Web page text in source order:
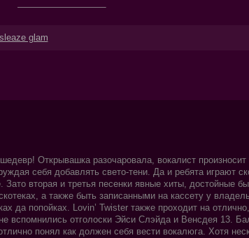
——————————–
sleaze glam
Открывашка разочаровала, вокалист произносит
себя добавлять свето-тени. Да и ребята играют
вторая и третья песенки явные хиты, достойные
а также быть записанными на кассету у
да попойках. Lovin’ Twister также проходит на
вспомнились отголоски Эйси Слэйда и Венсдея 13.
понял как должен себя вести вокалюга. Хотя